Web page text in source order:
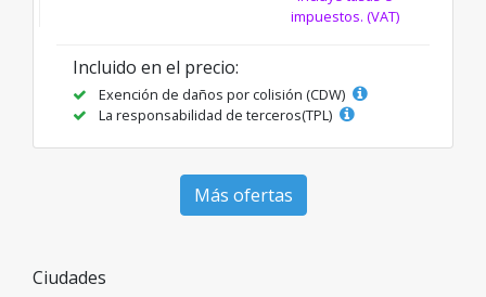
impuestos. (VAT)
Incluido en el precio:
Exención de daños por colisión (CDW)
La responsabilidad de terceros(TPL)
Más ofertas
Ciudades